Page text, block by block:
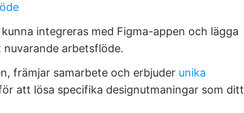
integreras med Figma-appen och lägga
arbetsflöde.
främjar samarbete och erbjuder unika
att lösa specifika designutmaningar som ditt